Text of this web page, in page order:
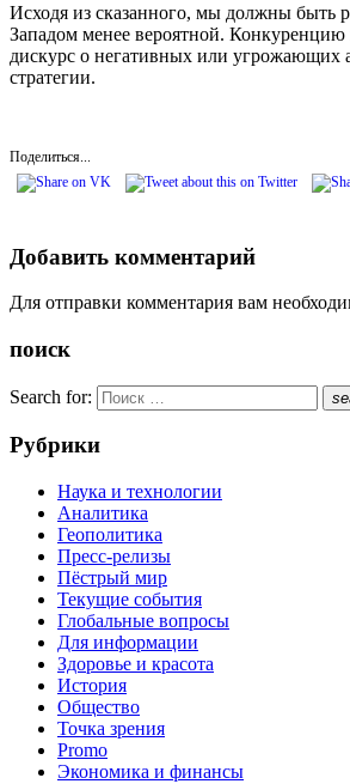
Исходя из сказанного, мы должны быть
Западом менее вероятной.
дискурс о негативных или угрожающих
стратегии.
Поделиться...
Добавить комментарий
Для отправки комментария вам
поиск
Search for:
Рубрики
Наука и технологии
Аналитика
Геополитика
Пресс-релизы
Пёстрый мир
Текущие события
Глобальные вопросы
Для информации
Здоровье и красота
История
Общество
Точка зрения
Promo
Экономика и финансы